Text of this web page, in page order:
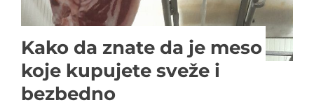
Kako da znate da je meso
koje kupujete sveže i
bezbedno